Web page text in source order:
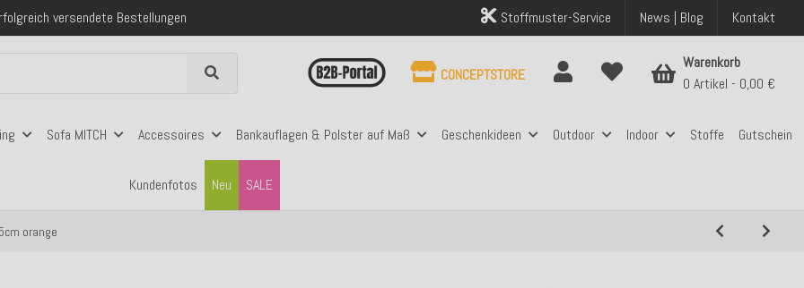
Klarna, PayPal & Amazon Pay
Deutschlands ab 99€ Bestellwert
Stoffmuster-Service News | Blog Kontakt
Sofa MITCH Accessoires Bankauflagen & Polster auf Maß Geschenkideen Outdoor Indoor Stoffe Gutschein
Kundenfotos SALE
Neu
CONCEPTSTORE
Warenkorb
0 Artikel
0,00 €
orange